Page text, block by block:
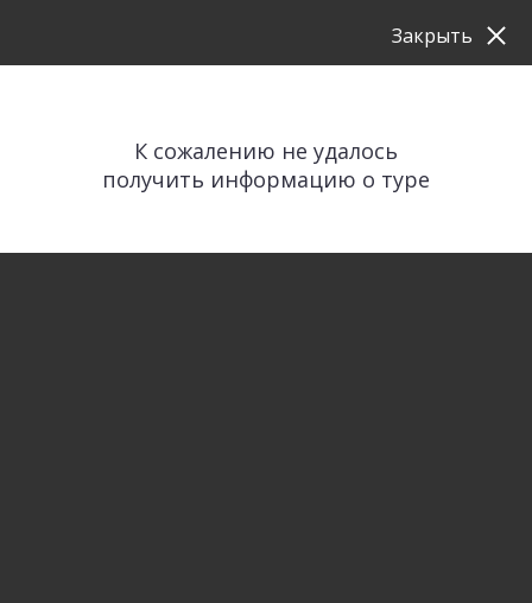
К сожалению не удалось
получить информацию о туре
Закрыть